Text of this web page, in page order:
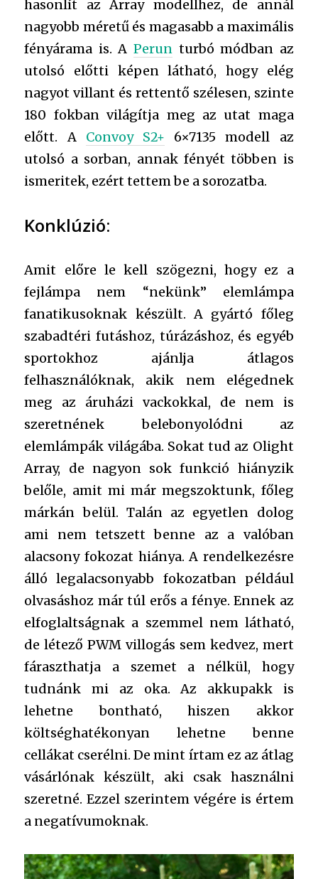
hasonlít az Array modellhez, de annál
nagyobb méretű és magasabb a maximális
fényárama is. A Perun turbó módban az
utolsó előtti képen látható, hogy elég
nagyot villant és rettentő szélesen, szinte
180 fokban világítja meg az utat maga
előtt. A Convoy S2+ 6×7135 modell az
utolsó a sorban, annak fényét többen is
ismeritek, ezért tettem be a sorozatba.
Konklúzió:
Amit előre le kell szögezni, hogy ez a
fejlámpa nem “nekünk” elemlámpa
fanatikusoknak készült. A gyártó főleg
szabadtéri futáshoz, túrázáshoz, és egyéb
sportokhoz ajánlja átlagos
felhasználóknak, akik nem elégednek
meg az áruházi vackokkal, de nem is
szeretnének belebonyolódni az
elemlámpák világába. Sokat tud az Olight
Array, de nagyon sok funkció hiányzik
belőle, amit mi már megszoktunk, főleg
márkán belül. Talán az egyetlen dolog
ami nem tetszett benne az a valóban
alacsony fokozat hiánya. A rendelkezésre
álló legalacsonyabb fokozatban például
olvasáshoz már túl erős a fénye. Ennek az
elfoglaltságnak a szemmel nem látható,
de létező PWM villogás sem kedvez, mert
fáraszthatja a szemet a nélkül, hogy
tudnánk mi az oka. Az akkupakk is
lehetne bontható, hiszen akkor
költséghatékonyan lehetne benne
cellákat cserélni. De mint írtam ez az átlag
vásárlónak készült, aki csak használni
szeretné. Ezzel szerintem végére is értem
a negatívumoknak.